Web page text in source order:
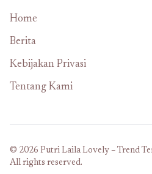
Home
Berita
Kebijakan Privasi
Tentang Kami
© 2026 Putri Laila Lovely – Trend
All rights reserved.